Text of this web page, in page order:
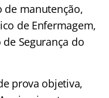
de manutenção,
de Enfermagem,
Segurança do
prova objetiva,